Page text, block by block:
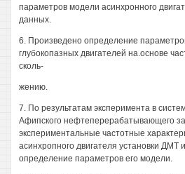
параметров модели асинхронного
данных.
6. Произведено определение
глубокопазных двигателей на.основе
сколь-
жению.
7. По результатам эксперимента в
Афипского нефтеперерабатывающего
экспериментальные частотные
асинхропного двигателя установки ДМТ
определение параметров его модели.